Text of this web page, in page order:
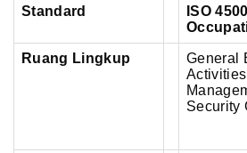
Standard
ISO
Ruang Lingkup
General
Security